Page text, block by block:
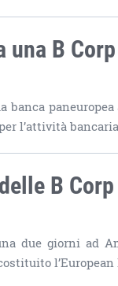
una B Corp
banca
l’attività
B Corp
due giorni ad
l’European